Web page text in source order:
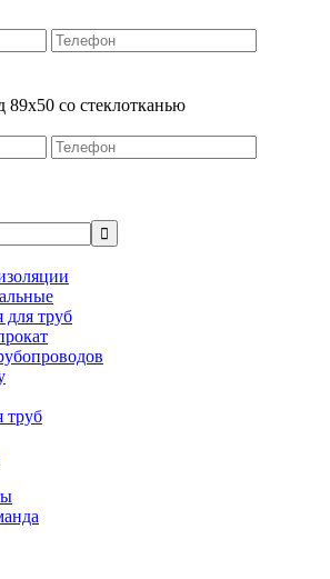
со стеклотканью
для труб
труб